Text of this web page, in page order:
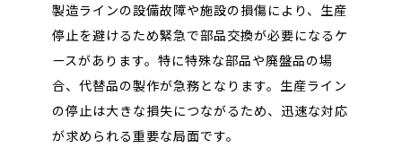
製造ラインの設備故障や施設の損傷により、生産
停止を避けるため緊急で部品交換が必要になるケ
ースがあります。特に特殊な部品や廃盤品の場
合、代替品の製作が急務となります。生産ライン
の停止は大きな損失につながるため、迅速な対応
が求められる重要な局面です。